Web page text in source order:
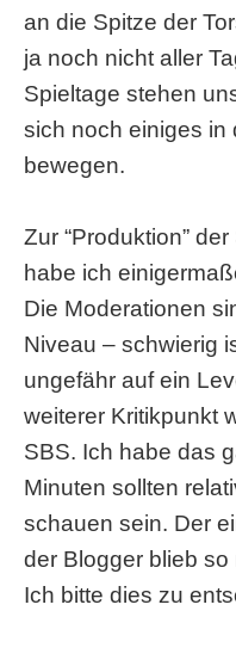
an die Spitze der
ja noch nicht aller
Spieltage stehen
sich noch einiges in
bewegen.
Zur “Produktion”
habe ich
Die Moderationen
Niveau – schwierig
ungefähr auf ein
weiterer Kritikpunkt
SBS. Ich habe das
Minuten sollten
schauen sein. Der
der Blogger blieb
Ich bitte dies zu